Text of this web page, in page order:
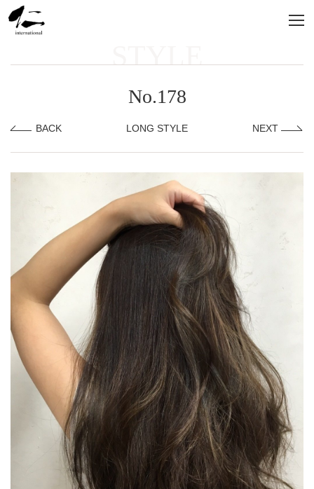
STYLE
No.178
BACK LONG STYLE NEXT